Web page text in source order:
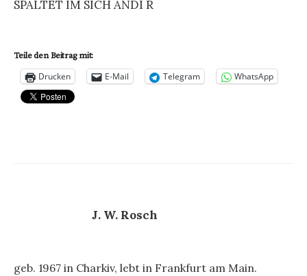
SPALTET IM SICH ANDI R
Teile den Beitrag mit:
Drucken E-Mail Telegram WhatsApp
J. W. Rosch
geb. 1967 in Charkiv, lebt in Frankfurt am Main.